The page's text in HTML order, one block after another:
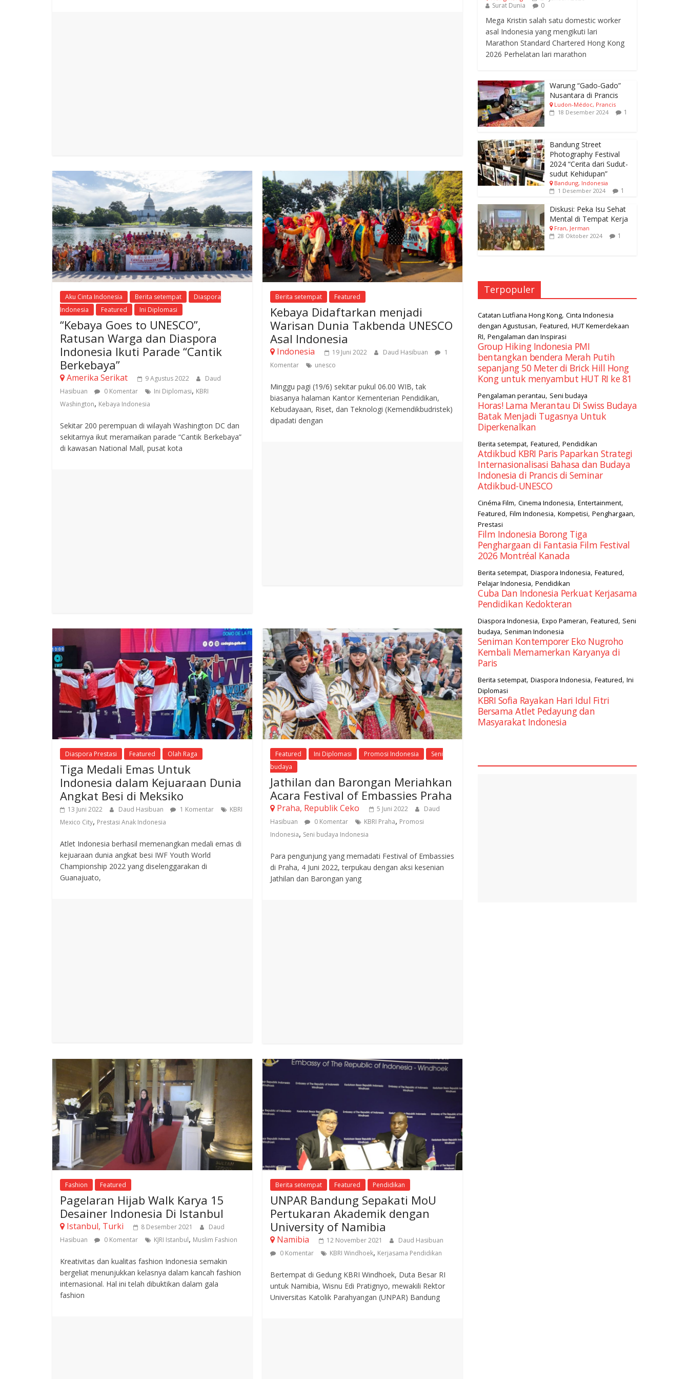
Aku Cinta Indonesia Berita setempat
Diaspora
Indonesia
Featured Ini Diplomasi
“Kebaya Goes to UNESCO”,
Ratusan Warga dan Diaspora
Indonesia Ikuti Parade “Cantik
Berkebaya”
Amerika Serikat 9 Agustus 2022
Daud
Hasibuan
0 Komentar Ini Diplomasi, KBRI
Washington, Kebaya Indonesia
Sekitar 200 perempuan di wilayah Washington DC dan
sekitarnya ikut meramaikan parade “Cantik Berkebaya”
di kawasan National Mall, pusat kota
Berita setempat Featured
Kebaya Didaftarkan menjadi
Warisan Dunia Takbenda UNESCO
Asal Indonesia
Indonesia 19 Juni 2022 Daud Hasibuan
1
Komentar
unesco
Minggu pagi (19/6) sekitar pukul 06.00 WIB, tak
biasanya halaman Kantor Kementerian Pendidikan,
Kebudayaan, Riset, dan Teknologi (Kemendikbudristek)
dipadati dengan
Diaspora Prestasi Featured Olah Raga
Tiga Medali Emas Untuk
Indonesia dalam Kejuaraan Dunia
Angkat Besi di Meksiko
13 Juni 2022 Daud Hasibuan 1 Komentar
KBRI
Mexico City, Prestasi Anak Indonesia
Atlet Indonesia berhasil memenangkan medali emas di
kejuaraan dunia angkat besi IWF Youth World
Championship 2022 yang diselenggarakan di
Guanajuato,
Featured Ini Diplomasi Promosi Indonesia
Seni
budaya
Jathilan dan Barongan Meriahkan
Acara Festival of Embassies Praha
Praha, Republik Ceko 5 Juni 2022
Daud
Hasibuan
0 Komentar KBRI Praha, Promosi
Indonesia, Seni budaya Indonesia
Para pengunjung yang memadati Festival of Embassies
di Praha, 4 Juni 2022, terpukau dengan aksi kesenian
Jathilan dan Barongan yang
Fashion Featured
Pagelaran Hijab Walk Karya 15
Desainer Indonesia Di Istanbul
Istanbul, Turki 8 Desember 2021
Daud
Hasibuan
0 Komentar KJRI Istanbul, Muslim Fashion
Kreativitas dan kualitas fashion Indonesia semakin
bergeliat menunjukkan kelasnya dalam kancah fashion
internasional. Hal ini telah dibuktikan dalam gala
fashion
Berita setempat Featured Pendidikan
UNPAR Bandung Sepakati MoU
Pertukaran Akademik dengan
University of Namibia
Namibia 12 November 2021
Daud Hasibuan
0 Komentar
KBRI Windhoek, Kerjasama Pendidikan
​Bertempat di Gedung KBRI Windhoek, Duta Besar RI
untuk Namibia, Wisnu Edi Pratignyo, mewakili Rektor
Universitas Katolik Parahyangan (UNPAR) Bandung
Surat Dunia
0
Mega Kristin salah satu domestic worker
asal Indonesia yang mengikuti lari
Marathon Standard Chartered Hong Kong
2026 Perhelatan lari marathon
Warung “Gado-Gado”
Nusantara di Prancis
Ludon-Médoc, Prancis
18 Desember 2024
1
Bandung Street
Photography Festival
2024 “Cerita dari Sudut-
sudut Kehidupan”
Bandung, Indonesia
1 Desember 2024
1
Diskusi: Peka Isu Sehat
Mental di Tempat Kerja
Fran, Jerman
28 Oktober 2024
1
Terpopuler
Catatan Lutfiana Hong Kong, Cinta Indonesia
dengan Agustusan, Featured, HUT Kemerdekaan
RI, Pengalaman dan Inspirasi
Group Hiking Indonesia PMI
bentangkan bendera Merah Putih
sepanjang 50 Meter di Brick Hill Hong
Kong untuk menyambut HUT RI ke 81
Pengalaman perantau, Seni budaya
Horas! Lama Merantau Di Swiss Budaya
Batak Menjadi Tugasnya Untuk
Diperkenalkan
Berita setempat, Featured, Pendidikan
Atdikbud KBRI Paris Paparkan Strategi
Internasionalisasi Bahasa dan Budaya
Indonesia di Prancis di Seminar
Atdikbud-UNESCO
Cinéma Film, Cinema Indonesia, Entertainment,
Featured, Film Indonesia, Kompetisi, Penghargaan,
Prestasi
Film Indonesia Borong Tiga
Penghargaan di Fantasia Film Festival
2026 Montréal Kanada
Berita setempat, Diaspora Indonesia, Featured,
Pelajar Indonesia, Pendidikan
Cuba Dan Indonesia Perkuat Kerjasama
Pendidikan Kedokteran
Diaspora Indonesia, Expo Pameran, Featured, Seni
budaya, Seniman Indonesia
Seniman Kontemporer Eko Nugroho
Kembali Memamerkan Karyanya di
Paris
Berita setempat, Diaspora Indonesia, Featured, Ini
Diplomasi
KBRI Sofia Rayakan Hari Idul Fitri
Bersama Atlet Pedayung dan
Masyarakat Indonesia